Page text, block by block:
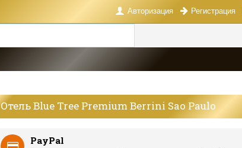
Авторизация Регистрация
Отель Blue Tree Premium Berrini Sao Paulo
PayPal